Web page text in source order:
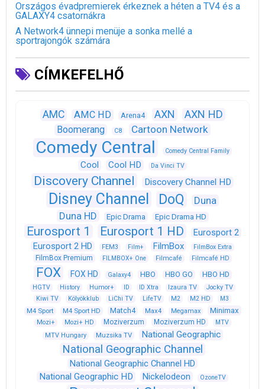
Országos évadpremierek érkeznek a héten a TV4 és a
GALAXY4 csatornákra
A Network4 ünnepi menüje a sonka mellé a
sportrajongók számára
CÍMKEFELHŐ
AMC AMC HD Arena4 AXN AXN HD
Boomerang C8 Cartoon Network
Comedy Central Comedy Central Family
Cool Cool HD Da Vinci TV
Discovery Channel Discovery Channel HD
Disney Channel DoQ
Duna
Duna HD
Epic Drama Epic Drama HD
Eurosport 1 Eurosport 1 HD
Eurosport 2
Eurosport 2 HD
FEM3 Film+ FilmBox FilmBox Extra
FilmBox Premium FILMBOX+ One Filmcafé Filmcafé HD
FOX FOX HD Galaxy4 HBO HBO GO HBO HD
HGTV History Humor+ ID ID Xtra Izaura TV
Jocky TV
Kiwi TV
Kölyökklub LiChi TV LifeTV M2 M2 HD M3
M4 Sport M4 Sport HD Match4 Max4 Megamax Minimax
Mozi+ Mozi+ HD Moziverzum Moziverzum HD
MTV
MTV Hungary
Muzsika TV National Geographic
National Geographic Channel
National Geographic Channel HD
National Geographic HD
Nickelodeon OzoneTV